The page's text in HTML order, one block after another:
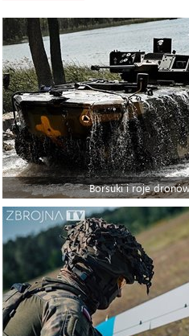
Borsuki i roje dronów